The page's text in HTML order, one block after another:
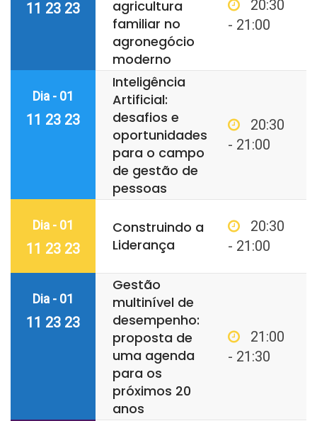
11 23 23
agricultura
familiar no
agronegócio
moderno
20:30
- 21:00
Dia - 01
11 23 23
Inteligência
Artificial:
desafios e
oportunidades
para o campo
de gestão de
pessoas
20:30
- 21:00
Dia - 01
11 23 23
Construindo a
Liderança
20:30
- 21:00
Dia - 01
11 23 23
Gestão
multinível de
desempenho:
proposta de
uma agenda
para os
próximos 20
anos
21:00
- 21:30